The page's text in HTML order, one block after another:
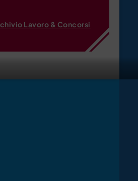
Lavoro & Concorsi